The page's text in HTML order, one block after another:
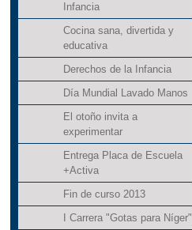
Infancia
Cocina sana, divertida y
educativa
Derechos de la Infancia
Día Mundial Lavado Manos
El otoño invita a
experimentar
Entrega Placa de Escuela
+Activa
Fin de curso 2013
I Carrera "Gotas para Níger"